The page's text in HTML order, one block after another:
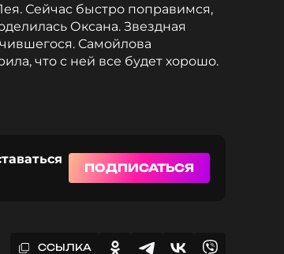
Сейчас быстро поправимся,
Оксана. Звездная
Самойлова
что с ней все будет хорошо.
ПОДПИСАТЬСЯ
ССЫЛКА